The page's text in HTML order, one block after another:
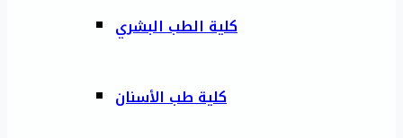
كلية الطب البشري
كلية طب الأسنان